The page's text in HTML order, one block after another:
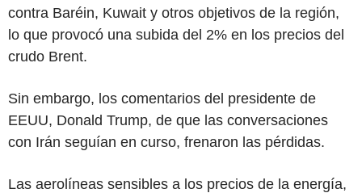
contra Baréin, Kuwait y otros objetivos de la región,
lo que provocó una subida del 2% en los precios del
crudo Brent.
Sin embargo, los comentarios del presidente de
EEUU, Donald Trump, de que las conversaciones
con Irán seguían en curso, frenaron las pérdidas.
Las aerolíneas sensibles a los precios de la energía,